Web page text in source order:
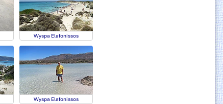
Wyspa Elafonissos
Wyspa Elafonissos